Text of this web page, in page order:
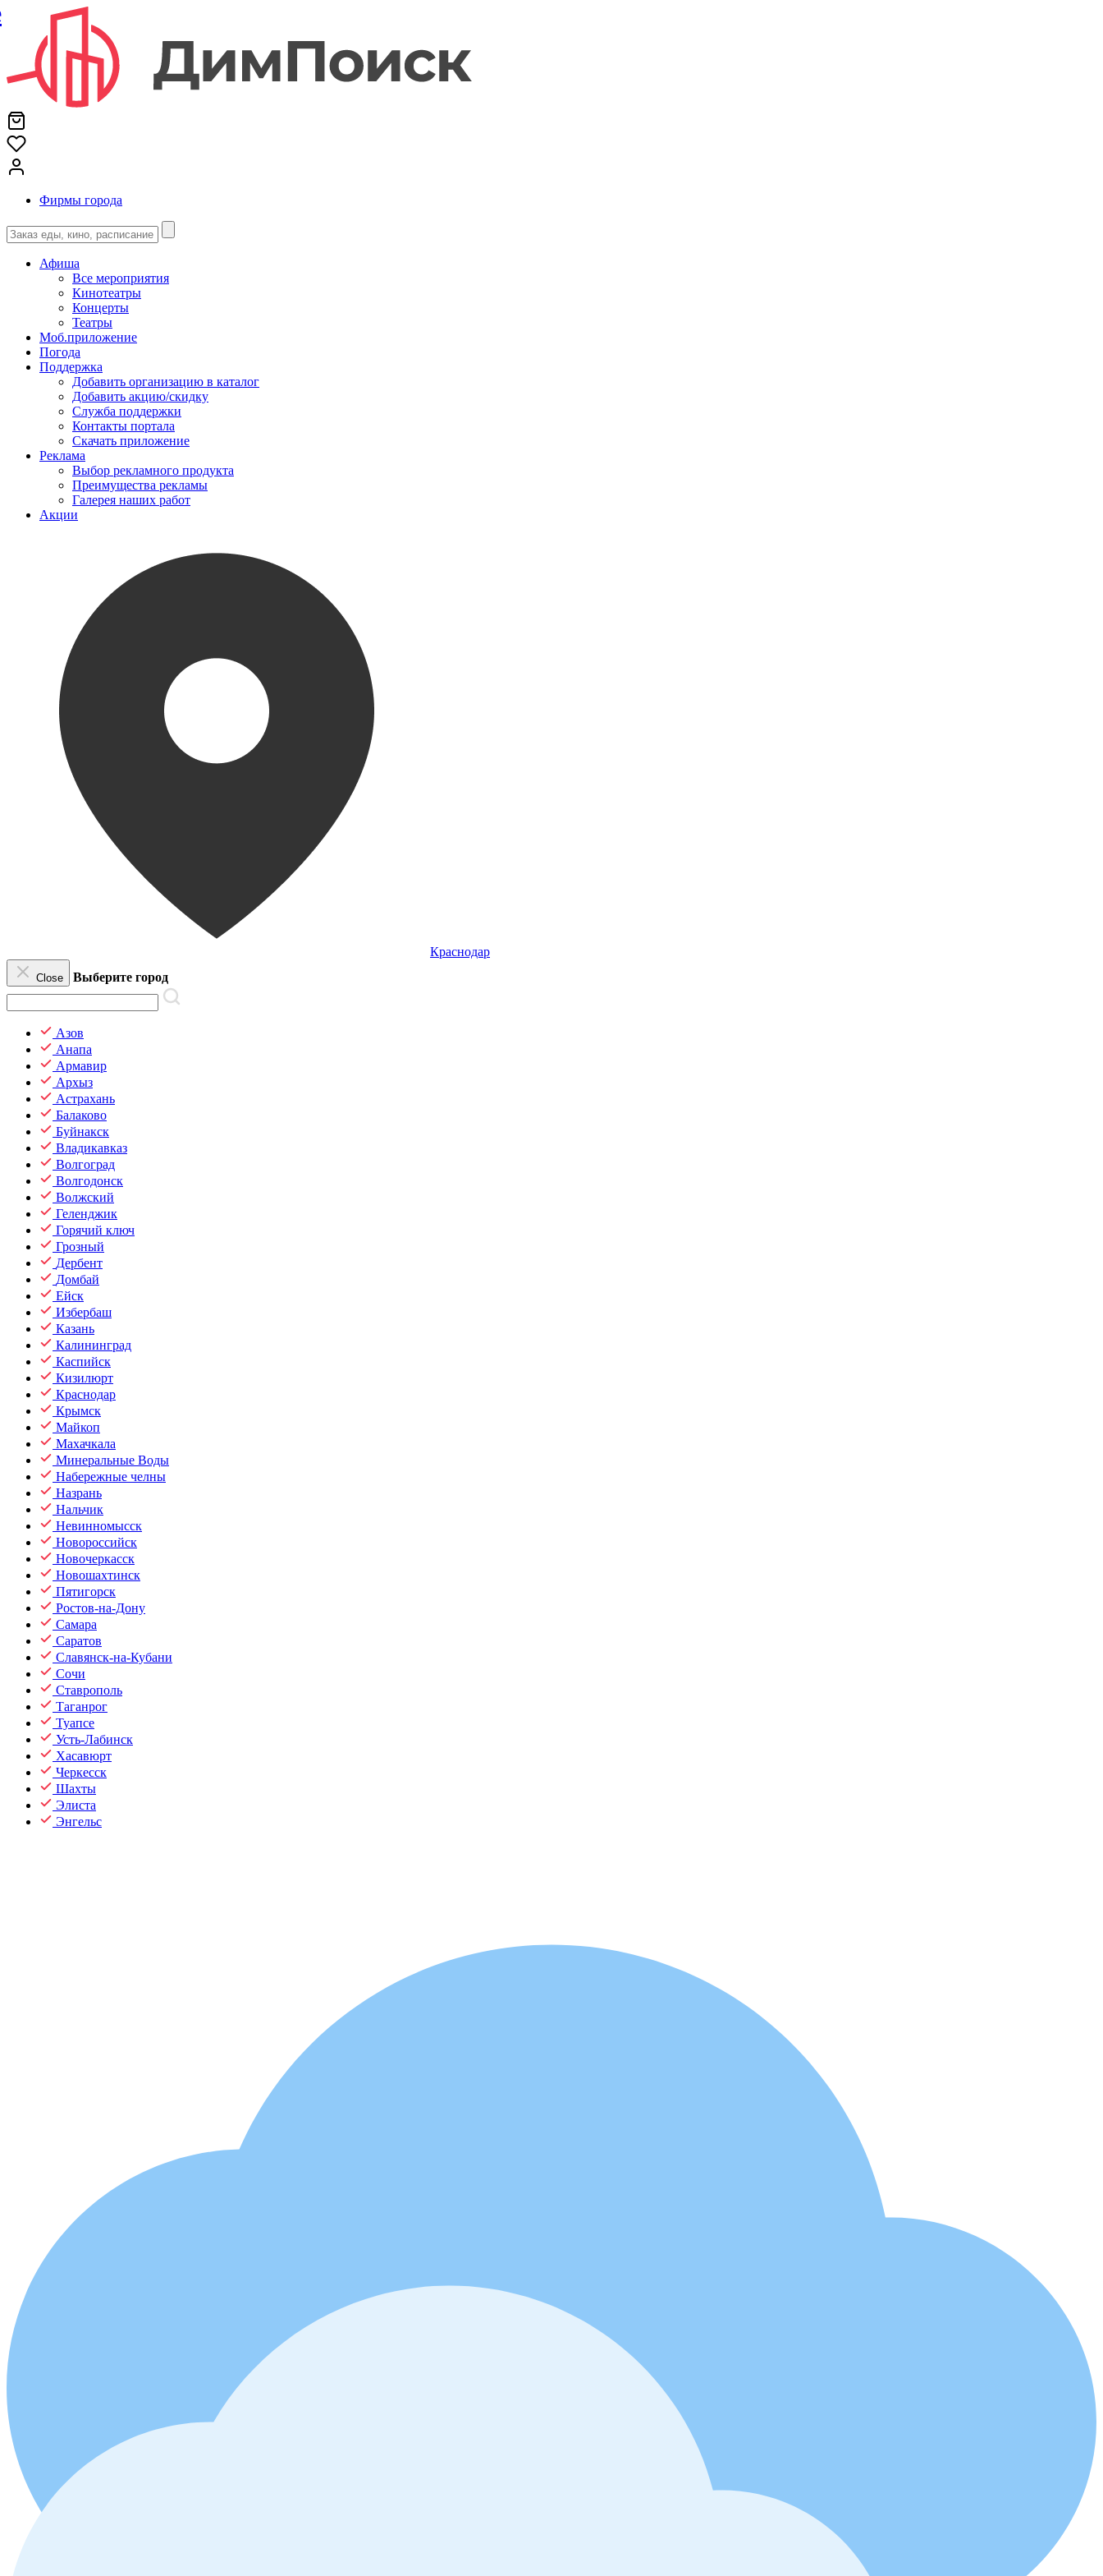
Фирмы города
Афиша
Все мероприятия
Кинотеатры
Концерты
Театры
Моб.приложение
Погода
Поддержка
Добавить организацию в каталог
Добавить акцию/скидку
Служба поддержки
Контакты портала
Скачать приложение
Реклама
Выбор рекламного продукта
Преимущества рекламы
Галерея наших работ
Акции
Краснодар
Close Выберите город
Азов
Анапа
Армавир
Архыз
Астрахань
Балаково
Буйнакск
Владикавказ
Волгоград
Волгодонск
Волжский
Геленджик
Горячий ключ
Грозный
Дербент
Домбай
Ейск
Избербаш
Казань
Калининград
Каспийск
Кизилюрт
Краснодар
Крымск
Майкоп
Махачкала
Минеральные Воды
Набережные челны
Назрань
Нальчик
Невинномысск
Новороссийск
Новочеркасск
Новошахтинск
Пятигорск
Ростов-на-Дону
Самара
Саратов
Славянск-на-Кубани
Сочи
Ставрополь
Таганрог
Туапсе
Усть-Лабинск
Хасавюрт
Черкесск
Шахты
Элиста
Энгельс